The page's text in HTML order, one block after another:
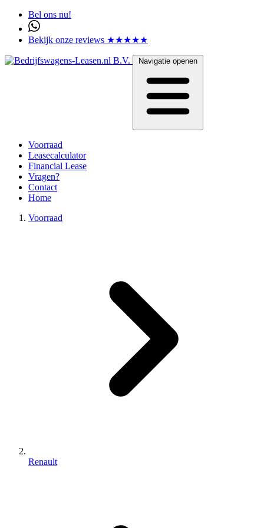
Bel ons nu!
Bekijk onze reviews ★★★★★
Navigatie openen
Voorraad
Leasecalculator
Financial Lease
Vragen?
Contact
Home
Voorraad
Renault